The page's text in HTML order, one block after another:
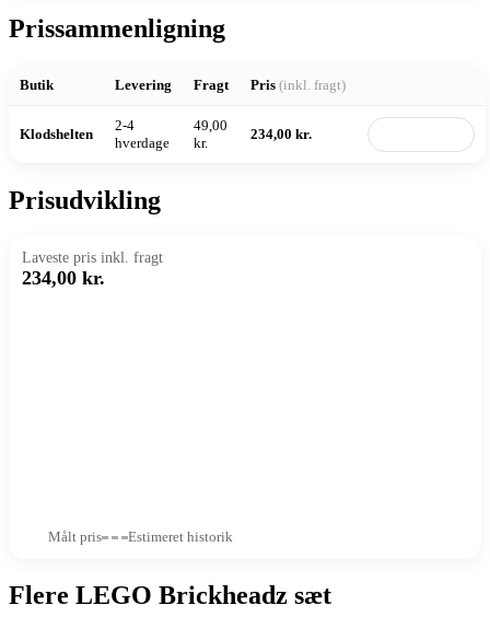
Prissammenligning
Butik Levering Fragt Pris (inkl. fragt)
Klodshelten
2-4
hverdage
49,00
kr.
234,00 kr.
Prisudvikling
Laveste pris inkl. fragt
234,00 kr.
Målt pris Estimeret historik
Flere LEGO Brickheadz sæt